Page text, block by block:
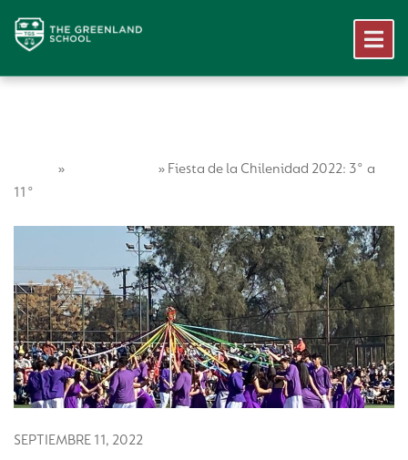
» » Fiesta de la Chilenidad 2022: 3° a
11°
SEPTIEMBRE 11, 2022